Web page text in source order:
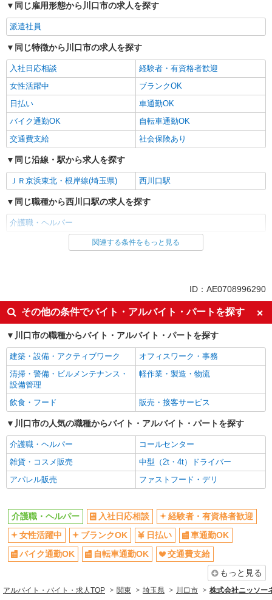
同じ雇用形態から川口市の求人を探す
派遣社員
同じ特徴から川口市の求人を探す
入社日応相談
経験者・有資格者歓迎
女性活躍中
ブランクOK
日払い
車通勤OK
バイク通勤OK
自転車通勤OK
交通費支給
社会保険あり
同じ沿線・駅から求人を探す
ＪＲ京浜東北・根岸線(埼玉県) 西川口駅
同じ職種から西川口駅の求人を探す
介護職・ヘルパー
同じ雇用形態から西川口駅の求人を探す
入社日応相談
経験者・有資格者歓迎
女性活躍中
ブランクOK
日払い
車通勤OK
バイク通勤OK
自転車通勤OK
交通費支給
社会保険あり
同じ職種から求人を探す
医療・介護・福祉
介護職・ヘルパー
同じ特徴から求人を探す
日払い
車通勤OK
関連する条件をもっと見る
ID：AE0708996290
その他の条件でバイト・アルバイト・パートを探す
川口市の職種からバイト・アルバイト・パートを探す
建築・設備・アクティブワーク
オフィスワーク・事務
清掃・警備・ビルメンテナンス・
設備管理
軽作業・製造・物流
飲食・フード 販売・接客サービス
川口市の人気の職種からバイト・アルバイト・パートを探す
介護職・ヘルパー
コールセンター
雑貨・コスメ販売
中型（2t・4t）ドライバー
アパレル販売
ファストフード・デリ
介護職・ヘルパー 入社日応相談
経験者・有資格者歓迎
女性活躍中
ブランクOK 日払い
車通勤OK
バイク通勤OK
自転車通勤OK
交通費支給
もっと見る
アルバイト・バイト・求人TOP 関東 埼玉県 川口市 株式会社ニッソー